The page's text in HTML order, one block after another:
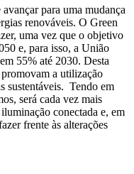
para uma mudança
renováveis. O Green
uma vez que o objetivo
e, para isso, a União
55% até 2030. Desta
a utilização
sustentáveis. Tendo em
será cada vez mais
conectada e, em
frente às alterações